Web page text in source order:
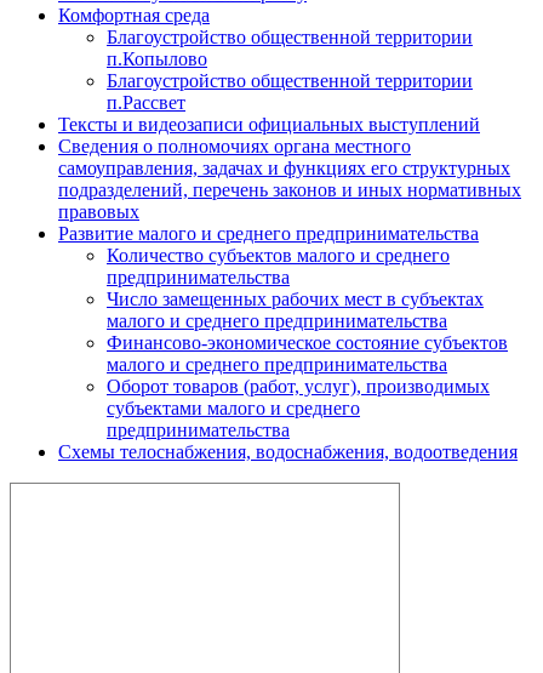
Комфортная среда
Благоустройство общественной территории
п.Копылово
Благоустройство общественной территории
п.Рассвет
Тексты и видеозаписи официальных выступлений
Сведения о полномочиях органа местного
самоуправления, задачах и функциях его структурных
подразделений, перечень законов и иных нормативных
правовых
Развитие малого и среднего предпринимательства
Количество субъектов малого и среднего
предпринимательства
Число замещенных рабочих мест в субъектах
малого и среднего предпринимательства
Финансово-экономическое состояние субъектов
малого и среднего предпринимательства
Оборот товаров (работ, услуг), производимых
субъектами малого и среднего
предпринимательства
Схемы телоснабжения, водоснабжения, водоотведения